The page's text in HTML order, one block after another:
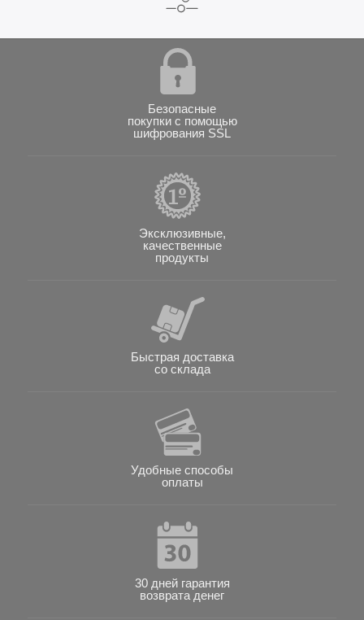
Безопасные
покупки с помощью
шифрования SSL
Эксклюзивные,
качественные
продукты
Быстрая доставка
со склада
Удобные способы
оплаты
30 дней гарантия
возврата денег